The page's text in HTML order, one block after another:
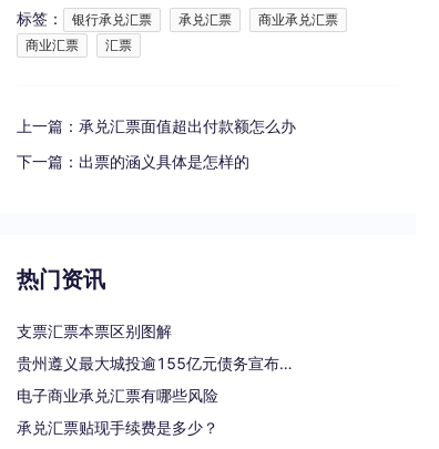
标签： 银行承兑汇票 承兑汇票
商业承兑汇票
商业汇票
汇票
上一篇： 承兑汇票面值超出付款额怎么办
下一篇： 出票的涵义具体是怎样的
热门资讯
支票汇票本票区别图解
贵州遵义最大城投逾155亿元债务宣布重组
电子商业承兑汇票有哪些风险
承兑汇票贴现手续费是多少？